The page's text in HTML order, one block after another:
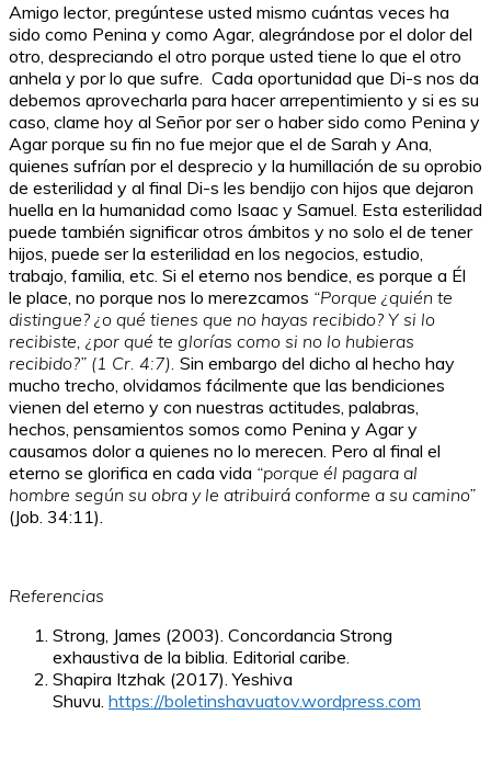
Amigo lector, pregúntese usted mismo cuántas veces ha
sido como Penina y como Agar, alegrándose por el dolor del
otro, despreciando el otro porque usted tiene lo que el otro
anhela y por lo que sufre. Cada oportunidad que Di-s nos da
debemos aprovecharla para hacer arrepentimiento y si es su
caso, clame hoy al Señor por ser o haber sido como Penina y
Agar porque su fin no fue mejor que el de Sarah y Ana,
quienes sufrían por el desprecio y la humillación de su oprobio
de esterilidad y al final Di-s les bendijo con hijos que dejaron
huella en la humanidad como Isaac y Samuel. Esta esterilidad
puede también significar otros ámbitos y no solo el de tener
hijos, puede ser la esterilidad en los negocios, estudio,
trabajo, familia, etc. Si el eterno nos bendice, es porque a Él
le place, no porque nos lo merezcamos “Porque ¿quién te
distingue? ¿o qué tienes que no hayas recibido? Y si lo
recibiste, ¿por qué te glorías como si no lo hubieras
recibido?” (1 Cr. 4:7). Sin embargo del dicho al hecho hay
mucho trecho, olvidamos fácilmente que las bendiciones
vienen del eterno y con nuestras actitudes, palabras,
hechos, pensamientos somos como Penina y Agar y
causamos dolor a quienes no lo merecen. Pero al final el
eterno se glorifica en cada vida “porque él pagara al
hombre según su obra y le atribuirá conforme a su camino”
(Job. 34:11).
Referencias
Strong, James (2003). Concordancia Strong
exhaustiva de la biblia. Editorial caribe.
Shapira Itzhak (2017). Yeshiva
Shuvu. https://boletinshavuatov.wordpress.com